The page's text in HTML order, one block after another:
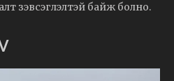
зэвсэглэлтэй байж болно.